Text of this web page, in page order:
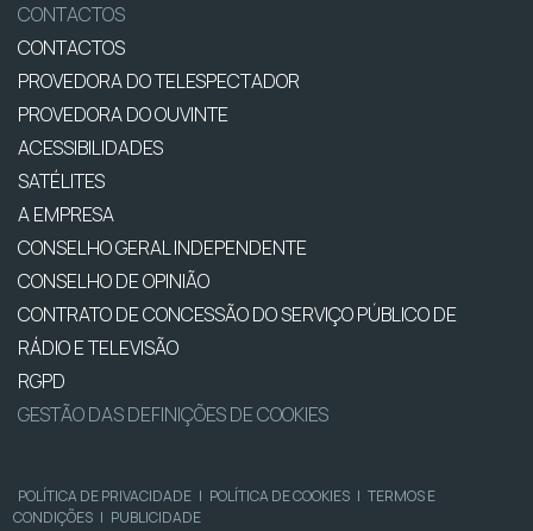
CONTACTOS
CONTACTOS
PROVEDORA DO TELESPECTADOR
PROVEDORA DO OUVINTE
ACESSIBILIDADES
SATÉLITES
A EMPRESA
CONSELHO GERAL INDEPENDENTE
CONSELHO DE OPINIÃO
CONTRATO DE CONCESSÃO DO SERVIÇO PÚBLICO DE
RÁDIO E TELEVISÃO
RGPD
GESTÃO DAS DEFINIÇÕES DE COOKIES
POLÍTICA DE PRIVACIDADE | POLÍTICA DE COOKIES | TERMOS E
CONDIÇÕES | PUBLICIDADE